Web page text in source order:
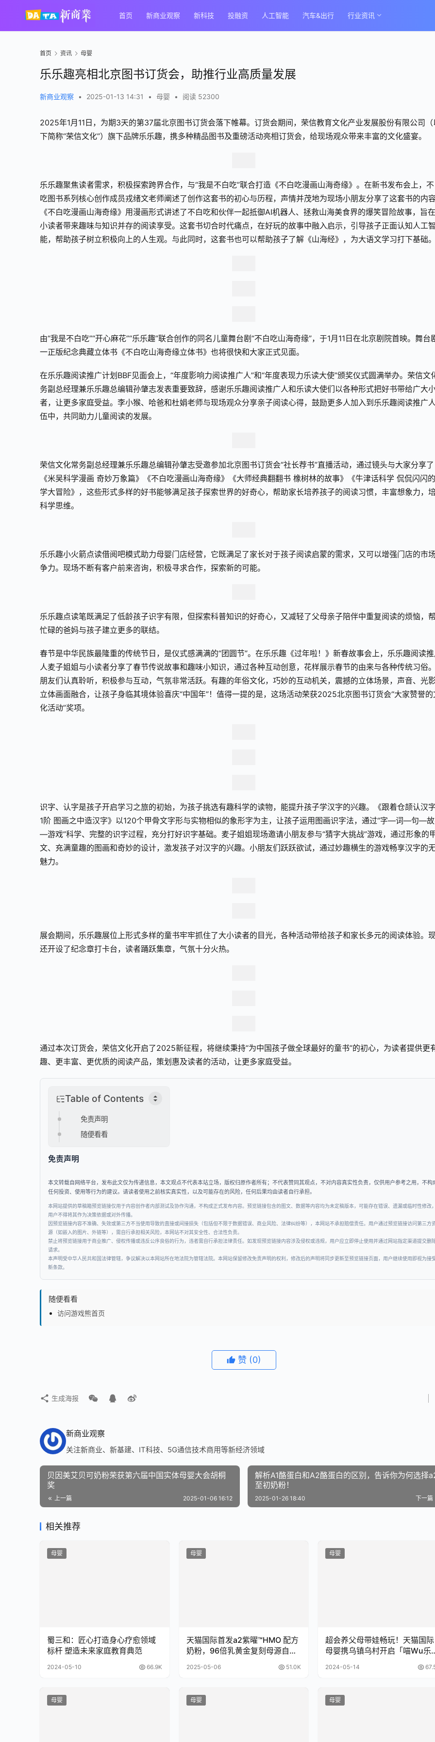
首页 新商业观察 新科技 投融资 人工智能 汽车&出行 行业资讯
首页 资讯 母婴
乐乐趣亮相北京图书订货会，助推行业高质量发展
新商业观察 • 2025-01-13 14:31 • 母婴 • 阅读 52300
2025年1月11日，为期3天的第37届北京图书订货会落下帷幕。订货会期间，荣信教育文化产业发展股份有限公司（
下简称“荣信文化”）旗下品牌乐乐趣，携多种精品图书及重磅活动亮相订货会，给现场观众带来丰富的文化盛宴。
乐乐趣聚焦读者需求，积极探索跨界合作，与“我是不白吃”联合打造《不白吃漫画山海奇缘》。在新书发布会上，
吃图书系列核心创作成员戎绪文老师阐述了创作这套书的初心与历程，声情并茂地为现场小朋友分享了这套书的内
《不白吃漫画山海奇缘》用漫画形式讲述了不白吃和伙伴一起抵御AI机器人、拯救山海美食界的爆笑冒险故事，旨
小读者带来趣味与知识并存的阅读享受。这套书切合时代痛点，在好玩的故事中融入启示，引导孩子正面认知人工
能，帮助孩子树立积极向上的人生观。与此同时，这套书也可以帮助孩子了解《山海经》，为大语文学习打下基础
由“我是不白吃”“开心麻花”“乐乐趣”联合创作的同名儿童舞台剧“不白吃山海奇缘”，于1月11日在北京剧院首映。舞台
一正版纪念典藏立体书《不白吃山海奇缘立体书》也将很快和大家正式见面。
在乐乐趣阅读推广计划BBF见面会上，“年度影响力阅读推广人”和“年度表现力乐读大使”颁奖仪式圆满举办。荣信文
务副总经理兼乐乐趣总编辑孙肇志发表重要致辞，感谢乐乐趣阅读推广人和乐读大使们以各种形式把好书带给广大
者，让更多家庭受益。李小猴、哈爸和杜娟老师与现场观众分享亲子阅读心得，鼓励更多人加入到乐乐趣阅读推广
伍中，共同助力儿童阅读的发展。
荣信文化常务副总经理兼乐乐趣总编辑孙肇志受邀参加北京图书订货会“社长荐书”直播活动，通过镜头与大家分享了
《米吴科学漫画 奇妙万象篇》《不白吃漫画山海奇缘》《大师经典翻翻书 橡树林的故事》《牛津话科学 侃侃闪闪
学大冒险》，这些形式多样的好书能够满足孩子探索世界的好奇心，帮助家长培养孩子的阅读习惯，丰富想象力，
科学思维。
乐乐趣小火箭点读借阅吧模式助力母婴门店经营，它既满足了家长对于孩子阅读启蒙的需求，又可以增强门店的市
争力。现场不断有客户前来咨询，积极寻求合作，探索新的可能。
乐乐趣点读笔既满足了低龄孩子识字有限，但探索科普知识的好奇心，又减轻了父母亲子陪伴中重复阅读的烦恼，
忙碌的爸妈与孩子建立更多的联结。
春节是中华民族最隆重的传统节日，是仪式感满满的“团圆节”。在乐乐趣《过年啦！》新春故事会上，乐乐趣阅读
人麦子姐姐与小读者分享了春节传说故事和趣味小知识，通过各种互动创意，花样展示春节的由来与各种传统习俗
朋友们认真聆听，积极参与互动，气氛非常活跃。有趣的年俗文化，巧妙的互动机关，震撼的立体场景，声音、光
立体画面融合，让孩子身临其境体验喜庆“中国年”！值得一提的是，这场活动荣获2025北京图书订货会“大家赞誉的
化活动”奖项。
识字、认字是孩子开启学习之旅的初始，为孩子挑选有趣科学的读物，能提升孩子学汉字的兴趣。《跟着仓颉认汉
1阶 图画之中造汉字》以120个甲骨文字形与实物相似的象形字为主，让孩子运用图画识字法，通过“字—词—句—
—游戏”科学、完整的识字过程，充分打好识字基础。麦子姐姐现场邀请小朋友参与“猜字大挑战”游戏，通过形象的
文、充满童趣的图画和奇妙的设计，激发孩子对汉字的兴趣。小朋友们跃跃欲试，通过妙趣横生的游戏畅享汉字的
魅力。
展会期间，乐乐趣展位上形式多样的童书牢牢抓住了大小读者的目光，各种活动带给孩子和家长多元的阅读体验。
还开设了纪念章打卡台，读者踊跃集章，气氛十分火热。
通过本次订货会，荣信文化开启了2025新征程，将继续秉持“为中国孩子做全球最好的童书”的初心，为读者提供更
趣、更丰富、更优质的阅读产品，策划惠及读者的活动，让更多家庭受益。
Table of Contents
免责声明
随便看看
免责声明
本文转载自网络平台，发布此文仅为传递信息，本文观点不代表本站立场，版权归原作者所有；不代表赞同其观点，不对内容真实性负责，仅供用户参考之用，不构
任何投资、使用等行为的建议。请读者使用之前核实真实性，以及可能存在的风险，任何后果均由读者自行承担。
本网站提供的草稿箱预览链接仅用于内容创作者内部测试及协作沟通，不构成正式发布内容。预览链接包含的图文、数据等内容均为未定稿版本，可能存在错误、遗漏或临时性修改
用户不得将其作为决策依据或对外传播。
因预览链接内容不准确、失效或第三方不当使用导致的直接或间接损失（包括但不限于数据错误、商业风险、法律纠纷等），本网站不承担赔偿责任。用户通过预览链接访问第三方
源（如嵌入的图片、外链等），需自行承担相关风险，本网站不对其安全性、合法性负责。
禁止将预览链接用于商业推广、侵权传播或违反公序良俗的行为，违者需自行承担法律责任。如发现预览链接内容涉及侵权或违规，用户应立即停止使用并通过网站指定渠道提交删
请求。
本声明受中华人民共和国法律管辖，争议解决以本网站所在地法院为管辖法院。本网站保留修改免责声明的权利，修改后的声明将同步更新至预览链接页面，用户继续使用即视为接
新条款。
随便看看
访问游戏熊首页
赞 (0)
生成海报
新商业观察
关注新商业、新基建、IT科技、5G通信技术商用等新经济领域
贝因美艾贝可奶粉荣获第六届中国实体母婴大会胡桐
奖
上一篇 2025-01-06 16:12
解析A1酪蛋白和A2酪蛋白的区别，告诉你为何选择
至初奶粉！
下一篇
2025-01-26 18:40
相关推荐
母婴
蜀三和：匠心打造身心疗愈领域
标杆 塑造未来家庭教育典范
2024-05-10 66.9K
母婴
天猫国际首发a2紫曜™HMO 配方
奶粉，96倍乳黄金复刻母源自护
2025-05-06 51.0K
母婴
超会养父母带娃畅玩！天猫国际
母婴携乌镇乌村开启「喵Wu乐
2024-05-14
母婴 母婴 母婴